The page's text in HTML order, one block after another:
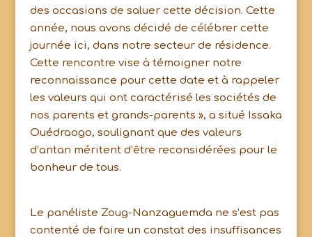
des occasions de saluer cette décision. Cette
année, nous avons décidé de célébrer cette
journée ici, dans notre secteur de résidence.
Cette rencontre vise à témoigner notre
reconnaissance pour cette date et à rappeler
les valeurs qui ont caractérisé les sociétés de
nos parents et grands-parents », a situé Issaka
Ouédraogo, soulignant que des valeurs
d’antan méritent d’être reconsidérées pour le
bonheur de tous.
Le panéliste Zoug-Nanzaguemda ne s’est pas
contenté de faire un constat des insuffisances